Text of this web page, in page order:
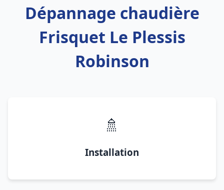
Dépannage chaudière
Frisquet Le Plessis
Robinson
🚿
Installation